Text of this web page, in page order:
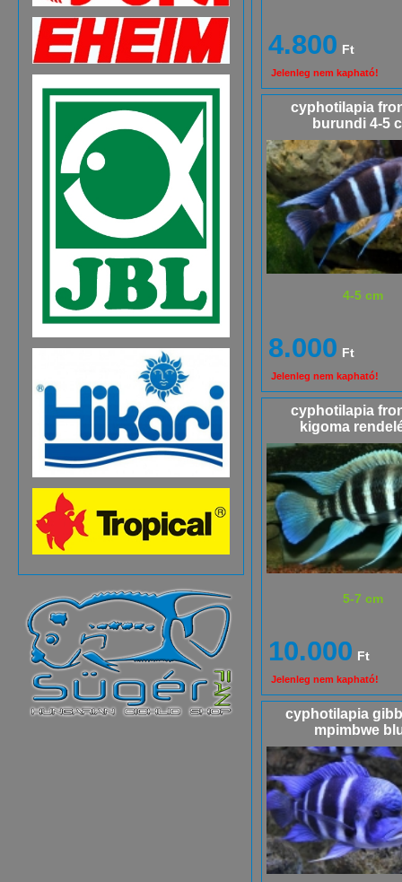
4.800 Ft
Jelenleg nem kapható!
cyphotilapia
burundi 4-5
4-5 cm
8.000 Ft
Jelenleg nem kapható!
cyphotilapia
kigoma
5-7 cm
10.000 Ft
Jelenleg nem kapható!
cyphotilapia
mpimbwe